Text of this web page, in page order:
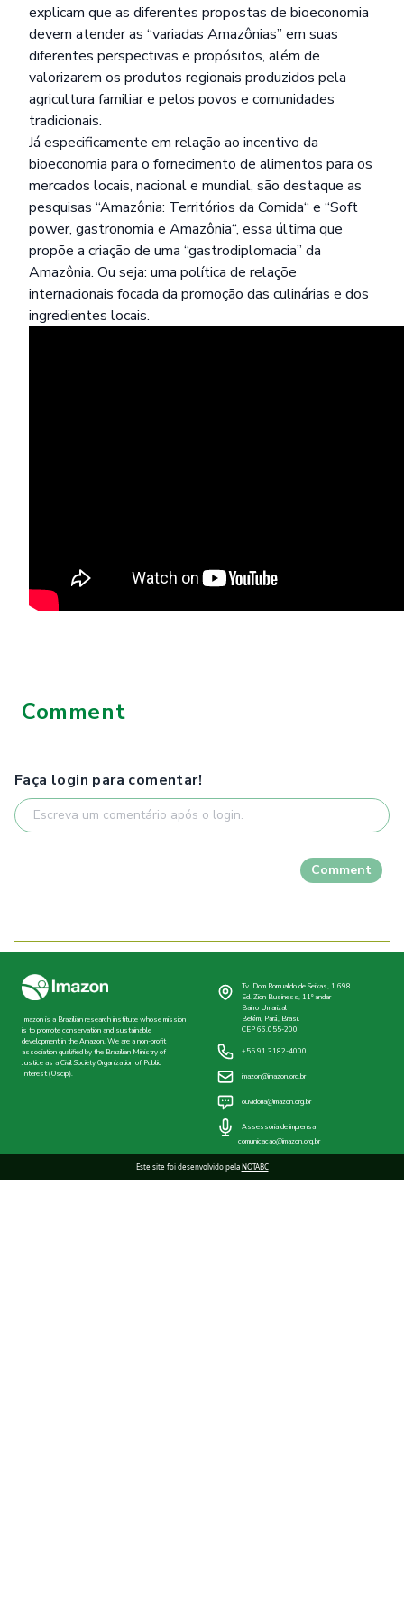
explicam que as diferentes propostas de bioeconomia
devem atender as “variadas Amazônias” em suas
diferentes perspectivas e propósitos, além de
valorizarem os produtos regionais produzidos pela
agricultura familiar e pelos povos e comunidades
tradicionais.
Já especificamente em relação ao incentivo da
bioeconomia para o fornecimento de alimentos para os
mercados locais, nacional e mundial, são destaque as
pesquisas “Amazônia: Territórios da Comida“ e “Soft
power, gastronomia e Amazônia“, essa última que
propõe a criação de uma “gastrodiplomacia” da
Amazônia. Ou seja: uma política de relaçõe
internacionais focada da promoção das culinárias e dos
ingredientes locais.
Comment
Faça login para comentar!
Comment
Imazon is a Brazilian research institute whose mission
is to promote conservation and sustainable
development in the Amazon. We are a non-profit
association qualified by the Brazilian Ministry of
Justice as a Civil Society Organization of Public
Interest (Oscip).
Tv. Dom Romualdo de Seixas, 1.698
Ed. Zion Business, 11º andar
Bairro Umarizal
Belém, Pará, Brasil
CEP 66.055-200
+55 91 3182-4000
imazon@imazon.org.br
ouvidoria@imazon.org.br
Assessoria de imprensa
comunicacao@imazon.org.br
Este site foi desenvolvido pelaNOTABC